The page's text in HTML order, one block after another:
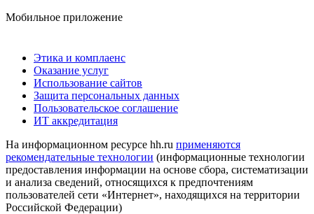
Мобильное приложение
Этика и комплаенс
Оказание услуг
Использование сайтов
Защита персональных данных
Пользовательское соглашение
ИТ аккредитация
На информационном ресурсе hh.ru применяются
рекомендательные технологии (информационные технологии
предоставления информации на основе сбора, систематизации
и анализа сведений, относящихся к предпочтениям
пользователей сети «Интернет», находящихся на территории
Российской Федерации)